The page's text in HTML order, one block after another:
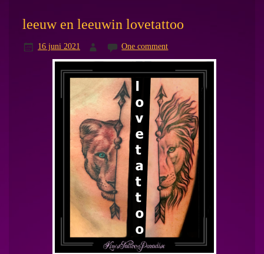
leeuw en leeuwin lovetattoo
16 juni 2021 One comment